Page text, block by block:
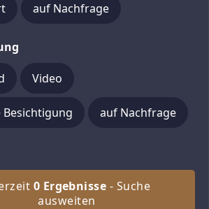
auf Nachfrage
Video
auf Nachfrage
0 Ergebnisse - Suche
ausweiten